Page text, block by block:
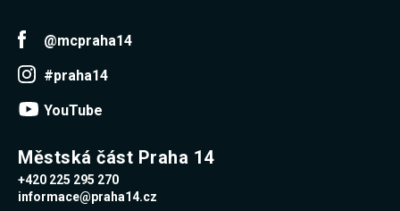
@mcpraha14
#praha14
YouTube
Městská část Praha 14
+420 225 295 270
informace@praha14.cz